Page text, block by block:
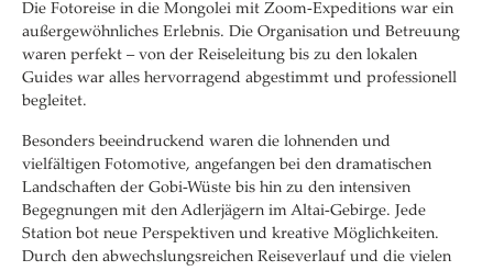
Die Fotoreise in die Mongolei mit Zoom‑Expeditions war ein
außergewöhnliches Erlebnis. Die Organisation und Betreuung
waren perfekt – von der Reiseleitung bis zu den lokalen
Guides war alles hervorragend abgestimmt und professionell
begleitet.
Besonders beeindruckend waren die lohnenden und
vielfältigen Fotomotive, angefangen bei den dramatischen
Landschaften der Gobi‑Wüste bis hin zu den intensiven
Begegnungen mit den Adlerjägern im Altai‑Gebirge. Jede
Station bot neue Perspektiven und kreative Möglichkeiten.
Durch den abwechslungsreichen Reiseverlauf und die vielen